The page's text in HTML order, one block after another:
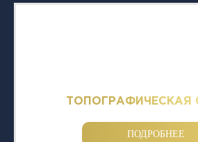
ТОПОГРАФИЧЕСКАЯ
ПОДРОБНЕЕ